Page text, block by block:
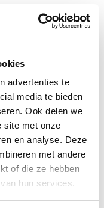
advertenties te
media te bieden
Ook delen we
site met onze
en analyse. Deze
met andere
of die ze hebben
hun services.
af te stemmen
meer uit onze
eerste vragen van